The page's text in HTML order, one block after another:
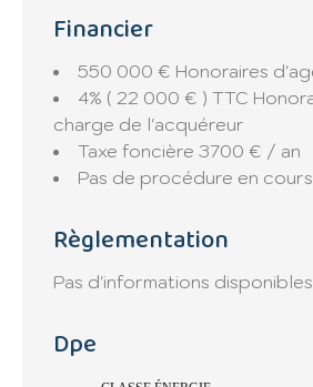
Financier
550 000 € Honoraires
4% ( 22 000 € ) TTC
charge de l'acquéreur
Taxe foncière 3700 € / an
Pas de procédure en cours
Règlementation
Pas d'informations disponibles
Dpe